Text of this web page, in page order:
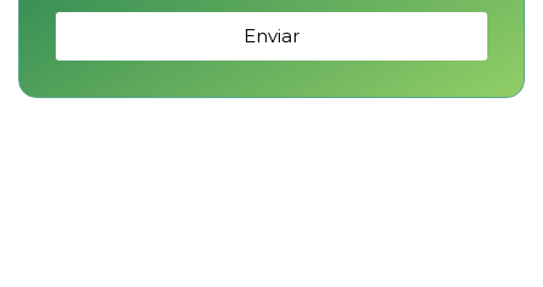
Enviar